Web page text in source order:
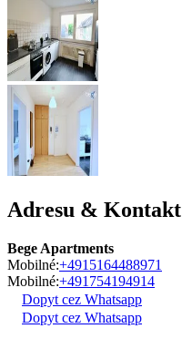
Adresu & Kontakt
Bege Apartments
Mobilné:+4915164488971
Mobilné:+491754194914
Dopyt cez Whatsapp
Dopyt cez Whatsapp